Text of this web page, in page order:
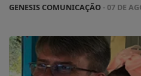
GENESIS COMUNICAÇÃO- 07 DE